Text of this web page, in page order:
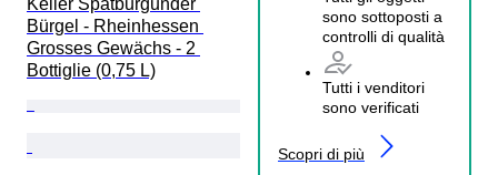
Bürgel - Rheinhessen
Grosses Gewächs - 2
Bottiglie (0,75 L)
sono sottoposti a
controlli di qualità
Tutti i venditori
sono verificati
Scopri di più